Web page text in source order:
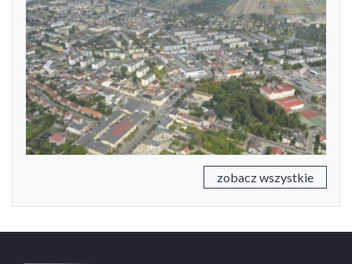
Previous Next
zobacz wszystkie